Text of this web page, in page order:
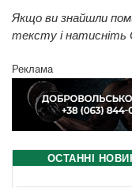
Якщо ви знайшли
тексту і натисніть
Реклама
ОСТАННІ